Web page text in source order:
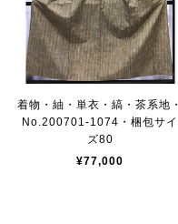
着物・紬・単衣・縞・茶系地・
No.200701-1074・梱包サイ
ズ80
¥77,000